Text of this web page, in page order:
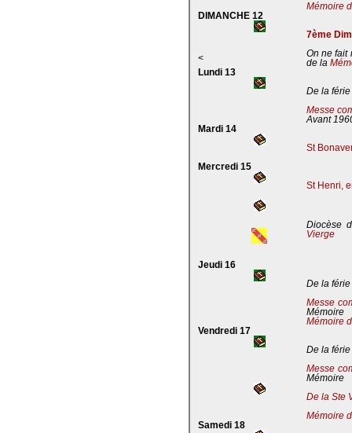
Mémoire
DIMANCHE 12
7ème
<
On ne fait
de la
Lundi 13
De la férie
Messe
Avant
Mardi 14
St
Mercredi 15
St Henri,
Diocèse
Vierge
Jeudi 16
De la férie
Messe
Mémoire
Mémoire
Vendredi 17
De la férie
Messe
Mémoire
De la Ste
Mémoire
Samedi 18